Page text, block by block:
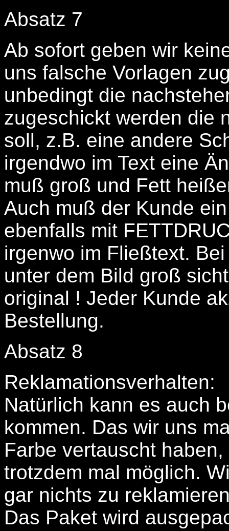
Absatz 7
Ab sofort geben wir
uns falsche Vorlagen
unbedingt die
zugeschickt werden die
soll, z.B. eine andere
irgendwo im Text eine
muß groß und Fett
Auch muß der Kunde
ebenfalls mit
irgenwo im Fließtext.
unter dem Bild groß
original ! Jeder Kunde
Bestellung.
Absatz 8
Reklamationsverhalten:
Natürlich kann es auch
kommen. Das wir uns
Farbe vertauscht
trotzdem mal möglich.
gar nichts zu
Das Paket wird